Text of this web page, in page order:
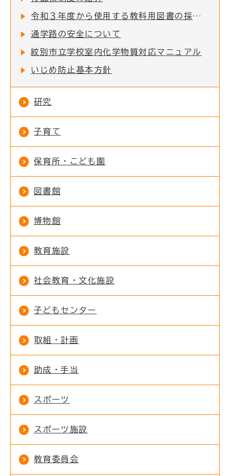
令和３年度から使用する教科用図書の採択結果について
通学路の安全について
紋別市立学校室内化学物質対応マニュアル
いじめ防止基本方針
研究
子育て
保育所・こども園
図書館
博物館
教育施設
社会教育・文化施設
子どもセンター
取組・計画
助成・手当
スポーツ
スポーツ施設
教育委員会